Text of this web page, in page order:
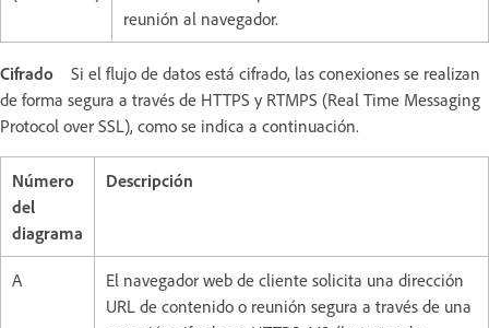
reunión al navegador.
Cifrado
Si el flujo de datos está cifrado, las conexiones se realizan
de forma segura a través de HTTPS y RTMPS (Real Time Messaging
Protocol over SSL), como se indica a continuación.
Número
del
diagrama
Descripción
A
El navegador web de cliente solicita una dirección
URL de contenido o reunión segura a través de una